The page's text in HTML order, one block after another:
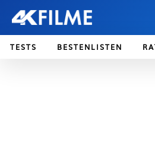
TESTS BESTENLISTEN